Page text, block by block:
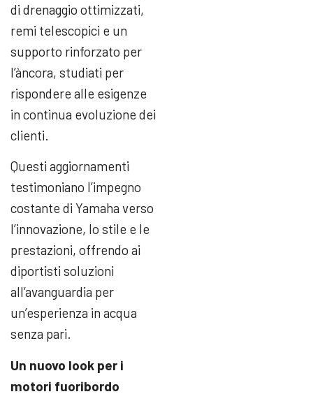
di drenaggio ottimizzati,
remi telescopici e un
supporto rinforzato per
l’àncora, studiati per
rispondere alle esigenze
in continua evoluzione dei
clienti.
Questi aggiornamenti
testimoniano l’impegno
costante di Yamaha verso
l’innovazione, lo stile e le
prestazioni, offrendo ai
diportisti soluzioni
all’avanguardia per
un’esperienza in acqua
senza pari.
Un nuovo look per i
motori fuoribordo